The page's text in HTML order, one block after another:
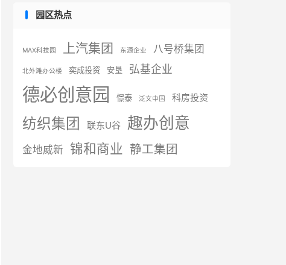
园区热点
MAX科技园 上汽集团 东源企业 八号桥集团
北外滩办公楼 奕成投资 安垦 弘基企业
德必创意园 憬泰 泛文中国 科房投资
纺织集团 联东U谷 趣办创意
金地威新 锦和商业 静工集团